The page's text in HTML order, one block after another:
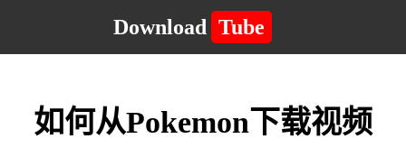
Download Tube
如何从Pokemon下载视频